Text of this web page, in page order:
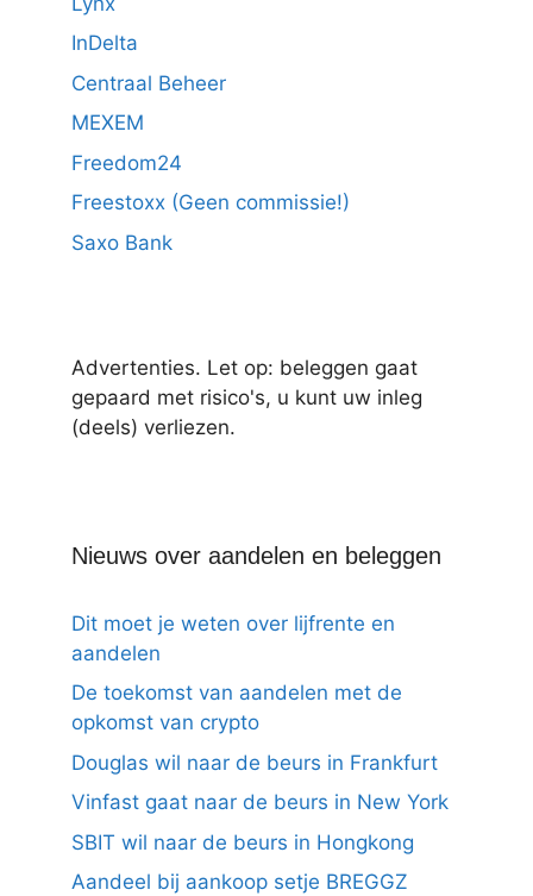
InDelta
Centraal Beheer
MEXEM
Freedom24
Freestoxx (Geen commissie!)
Saxo Bank
Advertenties. Let op: beleggen gaat
gepaard met risico's, u kunt uw inleg
(deels) verliezen.
Nieuws over aandelen en beleggen
Dit moet je weten over lijfrente en
aandelen
De toekomst van aandelen met de
opkomst van crypto
Douglas wil naar de beurs in Frankfurt
Vinfast gaat naar de beurs in New York
SBIT wil naar de beurs in Hongkong
Aandeel bij aankoop setje BREGGZ